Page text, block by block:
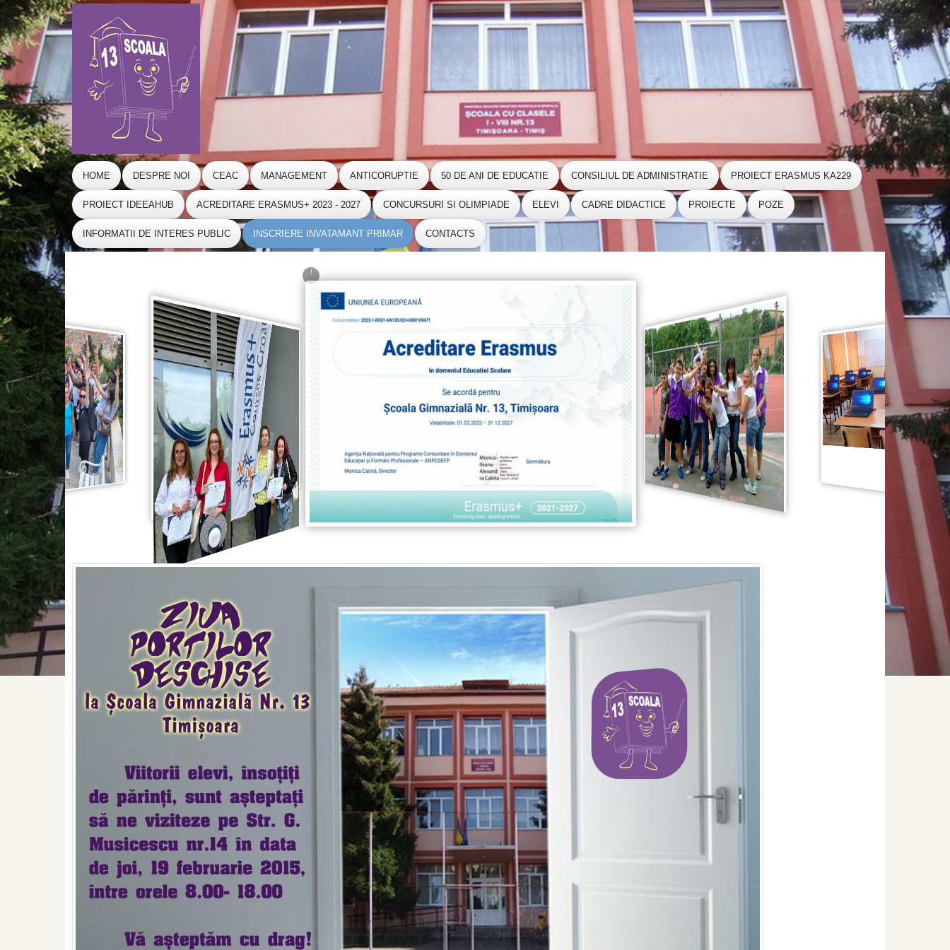
HOME DESPRE NOI CEAC MANAGEMENT ANTICORUPTIE 50 DE ANI DE EDUCATIE CONSILIUL DE ADMINISTRATIE PROIECT ERASMUS KA229
PROIECT IDEEAHUB ACREDITARE ERASMUS+ 2023 - 2027 CONCURSURI SI OLIMPIADE ELEVI CADRE DIDACTICE PROIECTE POZE
INFORMATII DE INTERES PUBLIC INSCRIERE INVATAMANT PRIMAR CONTACTS